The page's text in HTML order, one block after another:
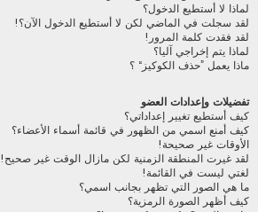
لماذا لا أستطيع الدخول؟
لقد سجلت في الماضي لكن لا أستطيع الدخول الآن؟!
لقد فقدت كلمة المرور!
لماذا يتم إخراجي آليا؟
ماذا يعمل ”حذف الكوكيز“ ؟
تفضيلات وإعدادات العضو
كيف أستطيع تغيير إعداداتي؟
كيف أمنع اسمي من الظهور في قائمة أسماء الأعضاء؟
الأوقات غير صحيحة!
لقد غيرت المنطقة الزمنية لكن مازال الوقت غير صحيح!
لغتي ليست في القائمة!
ما هي الصور التي تظهر بجانب اسمي؟
كيف أظهر الصورة الرمزية؟